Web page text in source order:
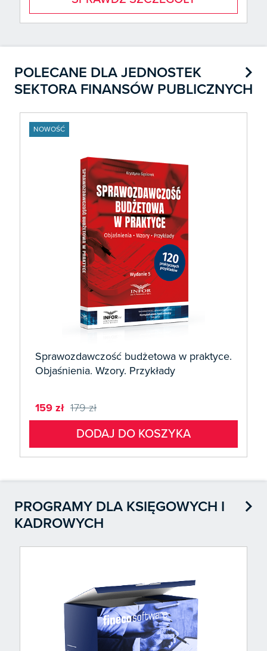
POLECANE DLA JEDNOSTEK
SEKTORA FINANSÓW PUBLICZNYCH

NOWOŚĆ
Sprawozdawczość budżetowa w praktyce.
Objaśnienia. Wzory. Przykłady
159 zł 179 zł
DODAJ DO KOSZYKA
PROGRAMY DLA KSIĘGOWYCH I
KADROWYCH
